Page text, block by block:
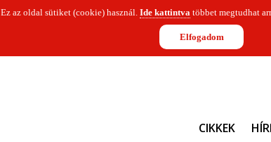
Ez az oldal sütiket (cookie) használ. Ide kattintvatöbbet megtudhat
Elfogadom
CIKKEK